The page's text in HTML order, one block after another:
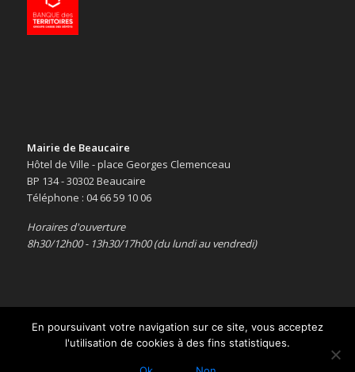
Mairie de Beaucaire
Hôtel de Ville - place Georges Clemenceau
BP 134 - 30302 Beaucaire
Téléphone : 04 66 59 10 06
Horaires d'ouverture
8h30/12h00 - 13h30/17h00 (du lundi au vendredi)
Copyright © 2016 -Le site officiel de la ville de Beaucaire-Mentions
En poursuivant votre navigation sur ce site, vous acceptez
l'utilisation de cookies à des fins statistiques.